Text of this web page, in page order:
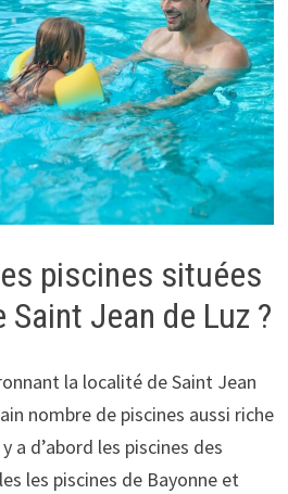
piscines situées
Jean de Luz ?
la localité de Saint Jean
nombre de piscines aussi riche
a d’abord les piscines des
les piscines de Bayonne et